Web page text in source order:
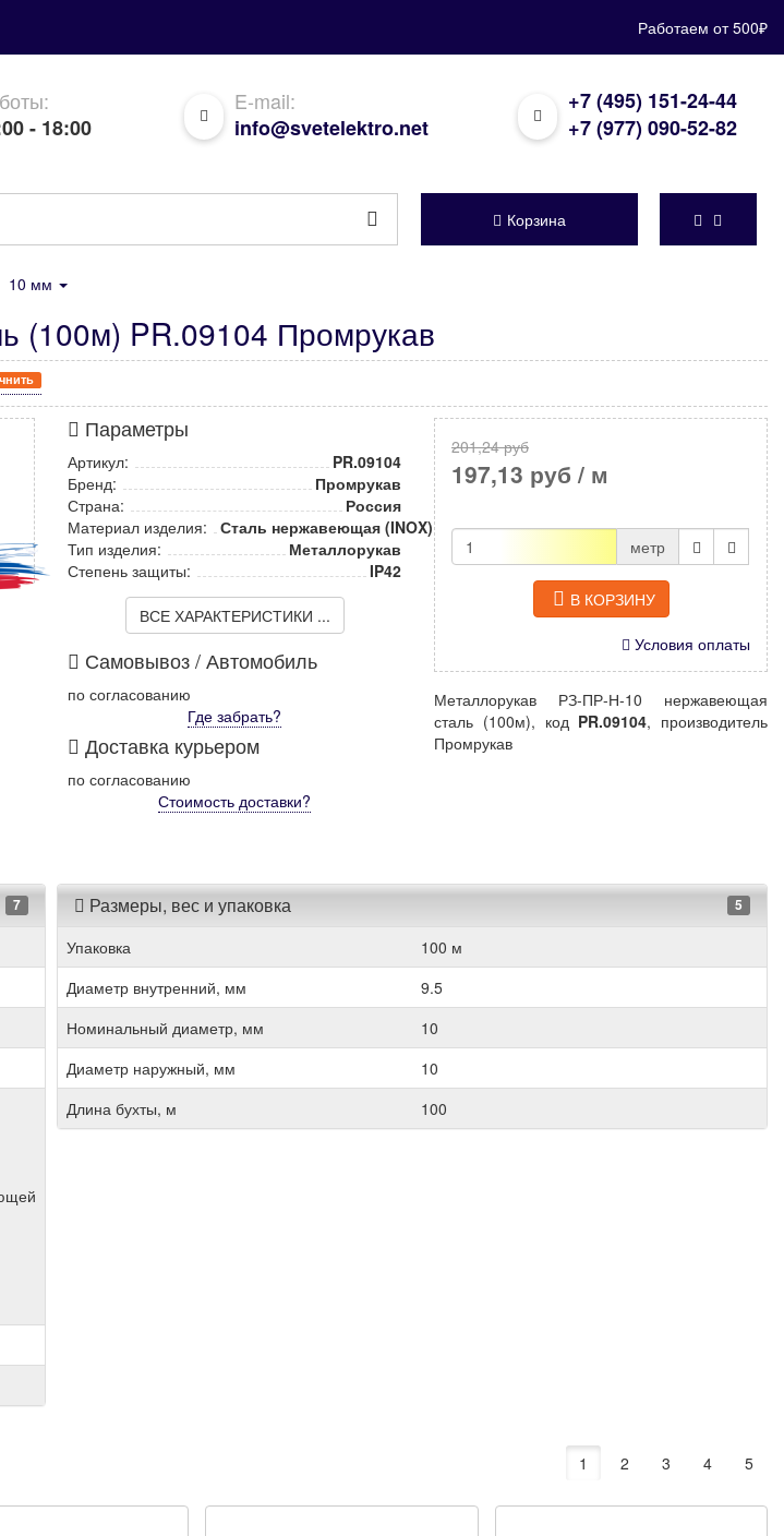
Работаем от 500₽
- 18:00
E-mail:
info@svetelektro.net
+7 (495) 151-24-44
+7 (977) 090-52-82
Корзина
10 мм
(100м) PR.09104 Промрукав
Параметры
Артикул:
PR.09104
Бренд:
Промрукав
Страна:
Россия
Материал изделия:
Сталь нержавеющая (INOX)
Тип изделия:
Металлорукав
Степень защиты:
IP42
ВСЕ ХАРАКТЕРИСТИКИ ...
Самовывоз / Автомобиль
по согласованию
Где забрать?
Доставка курьером
по согласованию
Стоимость доставки?
201,24 руб
197,13 руб / м
метр
В КОРЗИНУ
Условия оплаты
Металлорукав РЗ-ПР-Н-10 нержавеющая
сталь (100м), код PR.09104, производитель
Промрукав
7 Размеры, вес и упаковка 5
Упаковка
100 м
Диаметр внутренний, мм
9.5
Номинальный диаметр, мм
10
Диаметр наружный, мм
10
Длина бухты, м
100
1 2 3 4 5